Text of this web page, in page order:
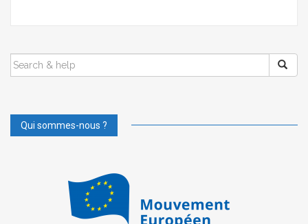
SEARCH
FOR:
Qui sommes-nous ?